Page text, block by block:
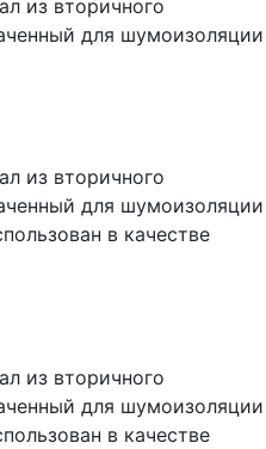
из вторичного
для шумоизоляции
из вторичного
для шумоизоляции
в качестве
из вторичного
для шумоизоляции
в качестве